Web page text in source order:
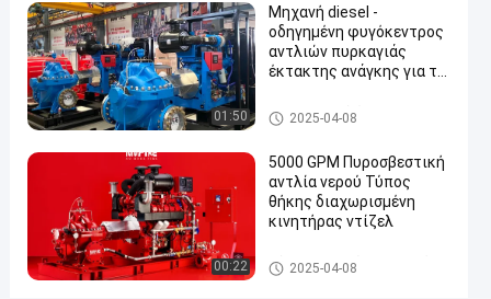
diesel
Σύνολο
αντλιών
πυρκαγιάς
2025-
04-10
93
Μιλήστε
τώρα.
υδραντλιών
diesel
#
προσβολή
01:50
Μηχανή diesel -
οδηγημένη φυγόκεντρος
αντλιών πυρκαγιάς
έκτακτης ανάγκης για τα
πετρελαίου
Αντλία νερού έκτακτης ανάγ
κης
2025-04-08
00:22
5000 GPM Πυροσβεστική
αντλία νερού Τύπος
θήκης διαχωρισμένη
κινητήρας ντίζελ
Σύνολο αντλιών πυρκαγιάς
2025-04-08